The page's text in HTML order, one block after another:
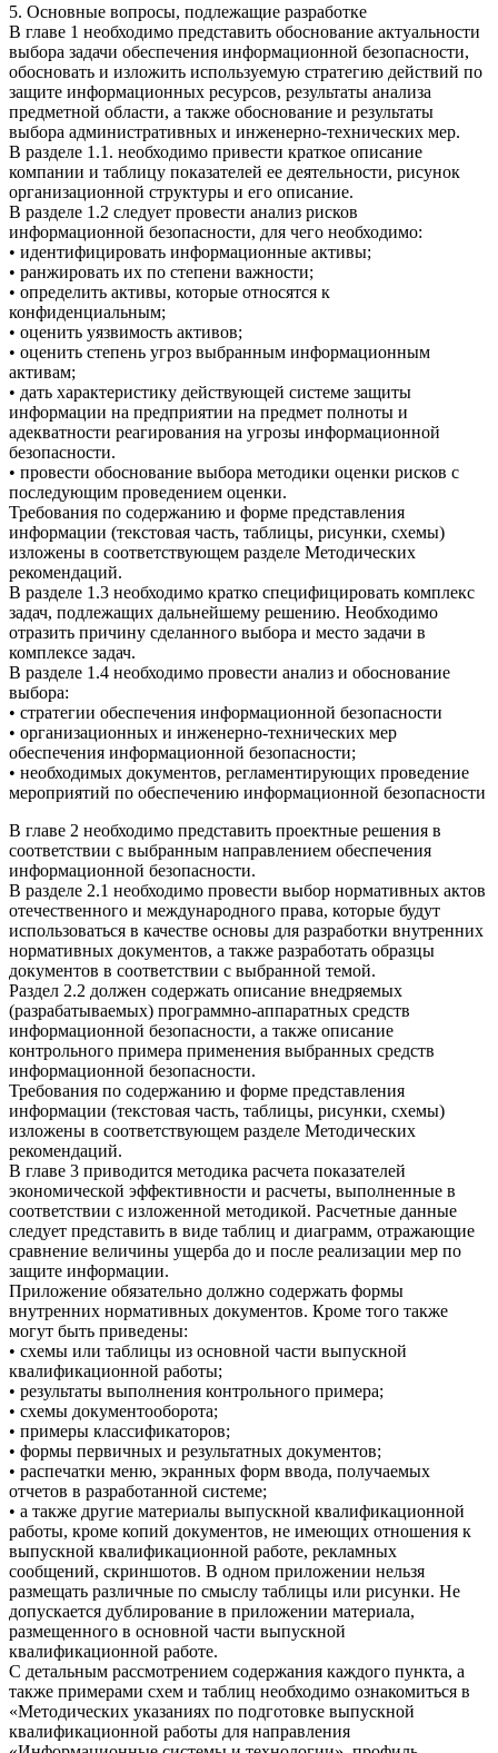
5. Основные вопросы, подлежащие разработке
В главе 1 необходимо представить обоснование актуальности
выбора задачи обеспечения информационной безопасности,
обосновать и изложить используемую стратегию действий по
защите информационных ресурсов, результаты анализа
предметной области, а также обоснование и результаты
выбора административных и инженерно-технических мер.
В разделе 1.1. необходимо привести краткое описание
компании и таблицу показателей ее деятельности, рисунок
организационной структуры и его описание.
В разделе 1.2 следует провести анализ рисков
информационной безопасности, для чего необходимо:
• идентифицировать информационные активы;
• ранжировать их по степени важности;
• определить активы, которые относятся к
конфиденциальным;
• оценить уязвимость активов;
• оценить степень угроз выбранным информационным
активам;
• дать характеристику действующей системе защиты
информации на предприятии на предмет полноты и
адекватности реагирования на угрозы информационной
безопасности.
• провести обоснование выбора методики оценки рисков с
последующим проведением оценки.
Требования по содержанию и форме представления
информации (текстовая часть, таблицы, рисунки, схемы)
изложены в соответствующем разделе Методических
рекомендаций.
В разделе 1.3 необходимо кратко специфицировать комплекс
задач, подлежащих дальнейшему решению. Необходимо
отразить причину сделанного выбора и место задачи в
комплексе задач.
В разделе 1.4 необходимо провести анализ и обоснование
выбора:
• стратегии обеспечения информационной безопасности
• организационных и инженерно-технических мер
обеспечения информационной безопасности;
• необходимых документов, регламентирующих проведение
мероприятий по обеспечению информационной безопасности
В главе 2 необходимо представить проектные решения в
соответствии с выбранным направлением обеспечения
информационной безопасности.
В разделе 2.1 необходимо провести выбор нормативных актов
отечественного и международного права, которые будут
использоваться в качестве основы для разработки внутренних
нормативных документов, а также разработать образцы
документов в соответствии с выбранной темой.
Раздел 2.2 должен содержать описание внедряемых
(разрабатываемых) программно-аппаратных средств
информационной безопасности, а также описание
контрольного примера применения выбранных средств
информационной безопасности.
Требования по содержанию и форме представления
информации (текстовая часть, таблицы, рисунки, схемы)
изложены в соответствующем разделе Методических
рекомендаций.
В главе 3 приводится методика расчета показателей
экономической эффективности и расчеты, выполненные в
соответствии с изложенной методикой. Расчетные данные
следует представить в виде таблиц и диаграмм, отражающие
сравнение величины ущерба до и после реализации мер по
защите информации.
Приложение обязательно должно содержать формы
внутренних нормативных документов. Кроме того также
могут быть приведены:
• схемы или таблицы из основной части выпускной
квалификационной работы;
• результаты выполнения контрольного примера;
• схемы документооборота;
• примеры классификаторов;
• формы первичных и результатных документов;
• распечатки меню, экранных форм ввода, получаемых
отчетов в разработанной системе;
• а также другие материалы выпускной квалификационной
работы, кроме копий документов, не имеющих отношения к
выпускной квалификационной работе, рекламных
сообщений, скриншотов. В одном приложении нельзя
размещать различные по смыслу таблицы или рисунки. Не
допускается дублирование в приложении материала,
размещенного в основной части выпускной
квалификационной работе.
С детальным рассмотрением содержания каждого пункта, а
также примерами схем и таблиц необходимо ознакомиться в
«Методических указаниях по подготовке выпускной
квалификационной работы для направления